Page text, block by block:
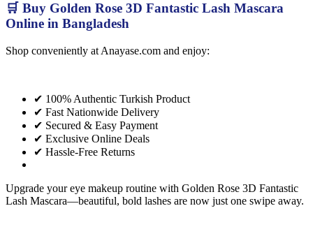
🛒 Buy Golden Rose 3D Fantastic Lash Mascara
Online in Bangladesh
Shop conveniently at Anayase.com and enjoy:
✔ 100% Authentic Turkish Product
✔ Fast Nationwide Delivery
✔ Secured & Easy Payment
✔ Exclusive Online Deals
✔ Hassle-Free Returns
Upgrade your eye makeup routine with Golden Rose 3D Fantastic
Lash Mascara—beautiful, bold lashes are now just one swipe away.